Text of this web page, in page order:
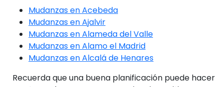
Mudanzas en Acebeda
Mudanzas en Ajalvir
Mudanzas en Alameda del Valle
Mudanzas en Alamo el Madrid
Mudanzas en Alcalá de Henares
Recuerda que una buena planificación puede hacer